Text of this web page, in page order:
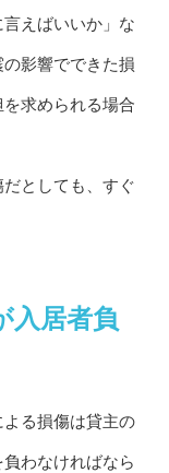
言えばいいか」な
影響でできた損
求められる場合
としても、すぐ
入居者負
る損傷は貸主の
わなければなら